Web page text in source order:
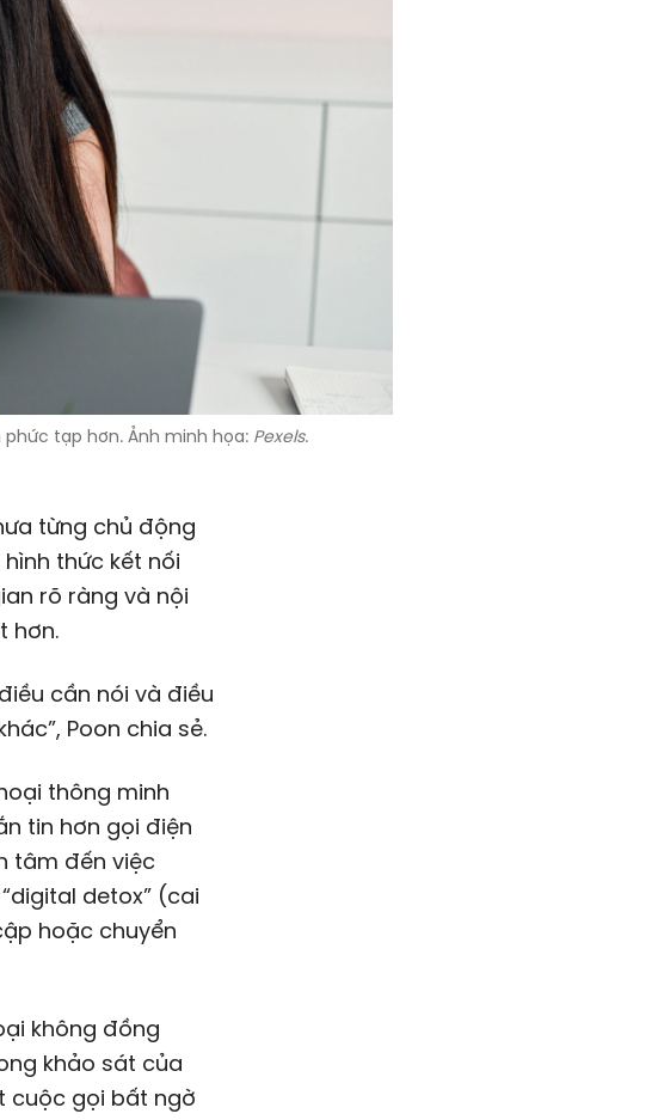
tạp hơn. Ảnh minh họa: Pexels.
từng chủ động
thức kết nối
rõ ràng và nội
hơn.
cần nói và điều
Poon chia sẻ.
thông minh
tin hơn gọi điện
tâm đến việc
detox” (cai
hoặc chuyển
không đồng
khảo sát của
cuộc gọi bất ngờ